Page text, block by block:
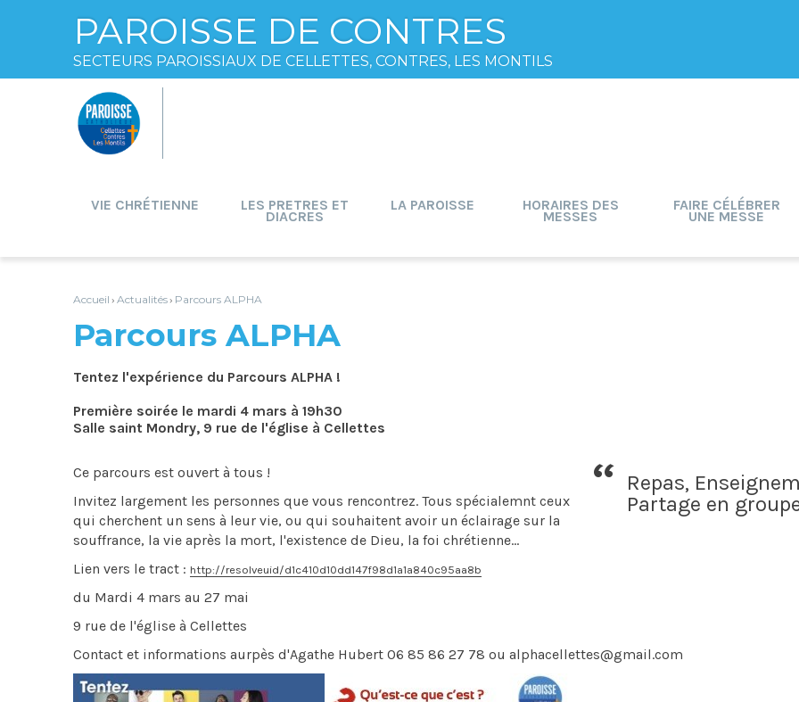
PAROISSE DE CONTRES
SECTEURS PAROISSIAUX DE CELLETTES, CONTRES, LES MONTILS
contenu.
Aller
navigation
personnels
VIE CHRÉTIENNE LES PRETRES ET
DIACRES
LA PAROISSE HORAIRES DES
MESSES
FAIRE CÉLÉBRER
UNE MESSE
Accueil › Actualités› Parcours ALPHA
Parcours ALPHA
Tentez l'expérience du Parcours ALPHA !
Première soirée le mardi 4 mars à 19h30
Salle saint Mondry, 9 rue de l'église à Cellettes
Repas,
Partage en
Ce parcours est ouvert à tous !
Invitez largement les personnes que vous rencontrez. Tous spécialemnt ceux
qui cherchent un sens à leur vie, ou qui souhaitent avoir un éclairage sur la
souffrance, la vie après la mort, l'existence de Dieu, la foi chrétienne...
Lien vers le tract : http://resolveuid/d1c410d10dd147f98d1a1a840c95aa8b
du Mardi 4 mars au 27 mai
9 rue de l'église à Cellettes
Contact et informations aurpès d'Agathe Hubert 06 85 86 27 78 ou alphacellettes@gmail.com